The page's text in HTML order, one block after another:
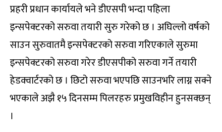
प्रहरी प्रधान कार्यायले भने डीएसपी भन्दा पहिला
इन्सपेक्टरको सरुवा तयारी सुरु गरेको छ । अघिल्लो वर्षको
साउन सुरुवातमै इन्सपेक्टरको सरुवा गरिएकाले सुरुमा
इन्सपेक्टरको सरुवा गरेर डीएसपीको सरुवा गर्ने तयारी
हेडक्वार्टरको छ । छिटो सरुवा भएपछि साउनभरि लाग्न सक्ने
भएकाले अझै १५ दिनसम्म पिलरहरु प्रमुखविहीन हुनसक्छन्
।